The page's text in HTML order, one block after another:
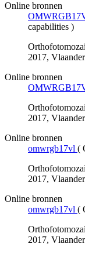
Online bronnen
capabilities )
2017,
Online bronnen
2017,
Online bronnen
omwrgb17vl (
2017,
Online bronnen
omwrgb17vl (
2017,